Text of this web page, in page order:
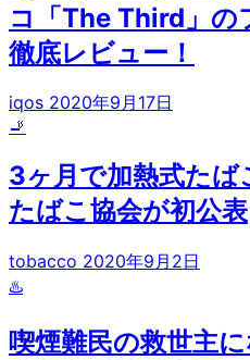
コ「The Third」の
徹底レビュー！
iqos 2020年9月17日
🚬
3ヶ月で加熱式た
たばこ協会が初公表
tobacco 2020年9月2日
♨️
喫煙難民の救世主